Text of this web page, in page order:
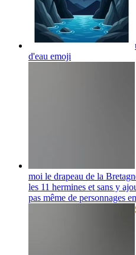
d'eau emoji
moi le drapeau de la
les 11 hermines et sans y
pas même de personnages